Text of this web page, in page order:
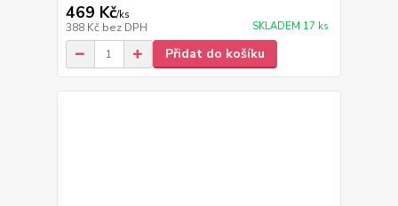
469 Kč/ks
388 Kč bez DPH SKLADEM 17 ks
Přidat do košíku